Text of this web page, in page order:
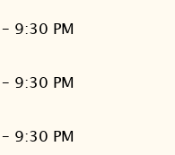
9:30 PM
9:30 PM
9:30 PM